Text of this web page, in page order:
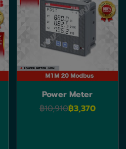
Power Meter
฿10,910฿3,370